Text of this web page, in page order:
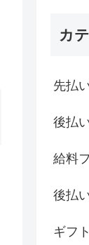
カ
先払
後払
給料
後払
ギフ